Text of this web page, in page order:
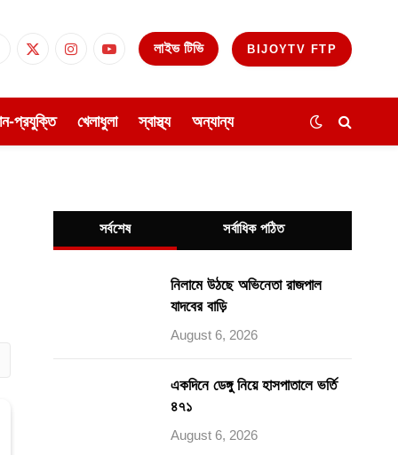
X
InstagramYouTube
লাইভ টিভি BIJOYTV FTP
প্রযুক্তি খেলাধুলা স্বাস্থ্য অন্যান্য
সর্বশেষ সর্বাধিক পঠিত
নিলামে উঠছে অভিনেতা রাজপাল
যাদবের বাড়ি
August 6, 2026
একদিনে ডেঙ্গু নিয়ে হাসপাতালে ভর্তি
৪৭১
August 6, 2026